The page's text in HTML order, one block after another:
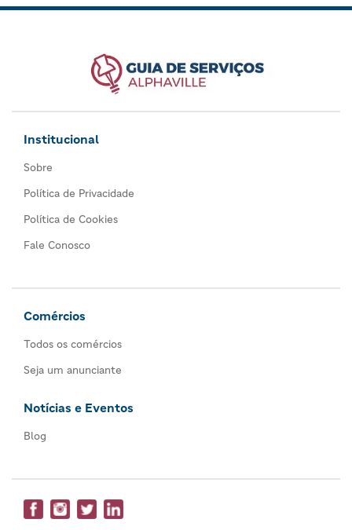
Institucional
Sobre
Política de Privacidade
Política de Cookies
Fale Conosco
Comércios
Todos os comércios
Seja um anunciante
Notícias e Eventos
Blog